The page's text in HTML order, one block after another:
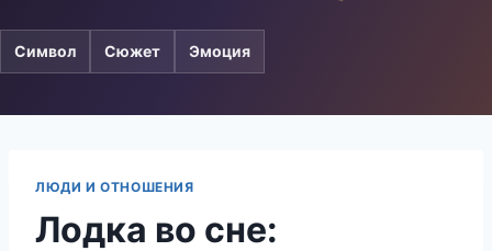
Символ Сюжет Эмоция
ЛЮДИ И ОТНОШЕНИЯ
Лодка во сне: